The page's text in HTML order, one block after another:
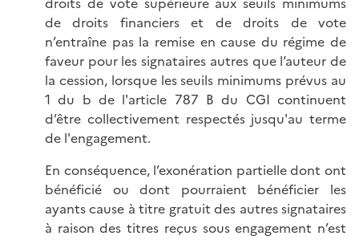
de droits financiers et de droits de vote
n’entraîne pas la remise en cause du régime de
faveur pour les signataires autres que l’auteur de
la cession, lorsque les seuils minimums prévus au
1 du b de l'article 787 B du CGI continuent
d’être collectivement respectés jusqu'au terme
de l'engagement.
En conséquence, l’exonération partielle dont ont
bénéficié ou dont pourraient bénéficier les
ayants cause à titre gratuit des autres signataires
à raison des titres reçus sous engagement n’est